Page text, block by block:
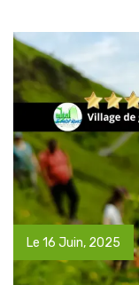
Le 16 Juin, 2025